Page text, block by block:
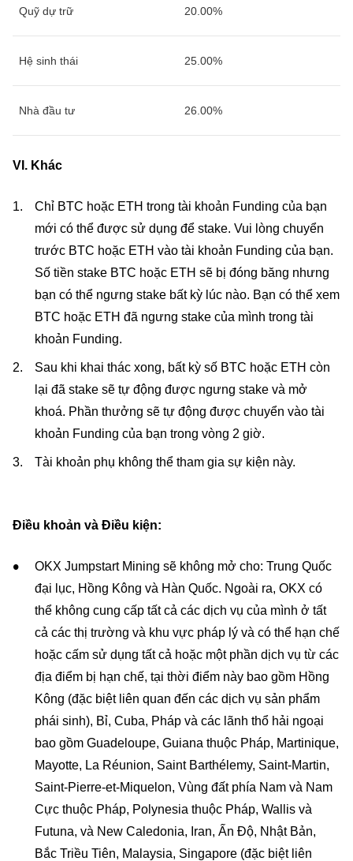
Quỹ dự trữ 20.00%
Hệ sinh thái 25.00%
Nhà đầu tư 26.00%
VI. Khác
Chỉ BTC hoặc ETH trong tài khoản Funding của bạn
mới có thể được sử dụng để stake. Vui lòng chuyển
trước BTC hoặc ETH vào tài khoản Funding của bạn.
Số tiền stake BTC hoặc ETH sẽ bị đóng băng nhưng
bạn có thể ngưng stake bất kỳ lúc nào. Bạn có thể xem
BTC hoặc ETH đã ngưng stake của mình trong tài
khoản Funding.
Sau khi khai thác xong, bất kỳ số BTC hoặc ETH còn
lại đã stake sẽ tự động được ngưng stake và mở
khoá. Phần thưởng sẽ tự động được chuyển vào tài
khoản Funding của bạn trong vòng 2 giờ.
Tài khoản phụ không thể tham gia sự kiện này.
Điều khoản và Điều kiện:
OKX Jumpstart Mining sẽ không mở cho: Trung Quốc
đại lục, Hồng Kông và Hàn Quốc. Ngoài ra, OKX có
thể không cung cấp tất cả các dịch vụ của mình ở tất
cả các thị trường và khu vực pháp lý và có thể hạn chế
hoặc cấm sử dụng tất cả hoặc một phần dịch vụ từ các
địa điểm bị hạn chế, tại thời điểm này bao gồm Hồng
Kông (đặc biệt liên quan đến các dịch vụ sản phẩm
phái sinh), Bỉ, Cuba, Pháp và các lãnh thổ hải ngoại
bao gồm Guadeloupe, Guiana thuộc Pháp, Martinique,
Mayotte, La Réunion, Saint Barthélemy, Saint-Martin,
Saint-Pierre-et-Miquelon, Vùng đất phía Nam và Nam
Cực thuộc Pháp, Polynesia thuộc Pháp, Wallis và
Futuna, và New Caledonia, Iran, Ấn Độ, Nhật Bản,
Bắc Triều Tiên, Malaysia, Singapore (đặc biệt liên